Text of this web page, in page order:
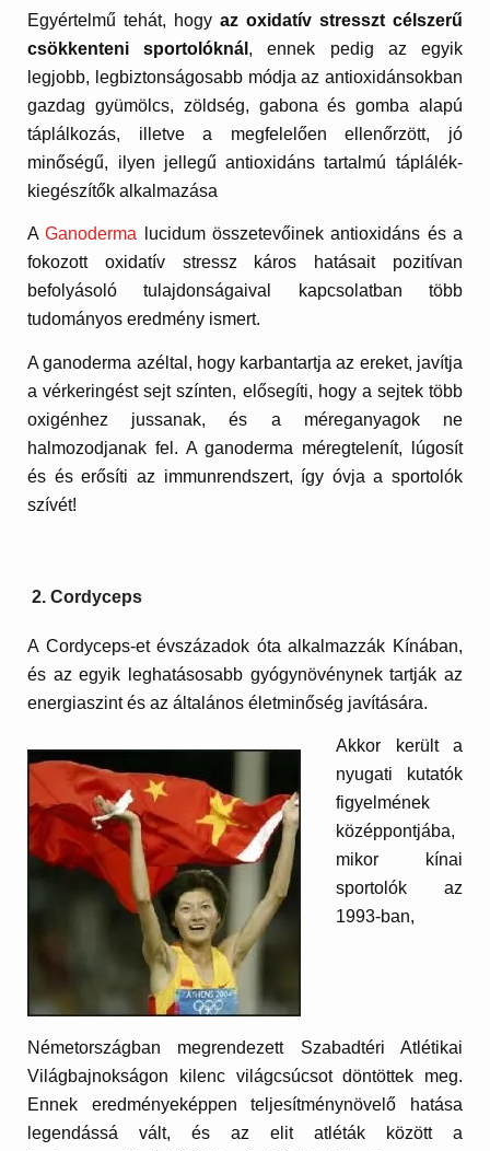
Egyértelmű tehát, hogy az oxidatív stresszt célszerű
csökkenteni sportolóknál , ennek pedig az egyik
legjobb, legbiztonságosabb módja az antioxidánsokban
gazdag gyümölcs, zöldség, gabona és gomba alapú
táplálkozás, illetve a megfelelően ellenőrzött, jó
minőségű, ilyen jellegű antioxidáns tartalmú táplálék-
kiegészítők alkalmazása
AGanoderma lucidum összetevőinek antioxidáns és a
fokozott oxidatív stressz káros hatásait pozitívan
befolyásoló tulajdonságaival kapcsolatban több
tudományos eredmény ismert.
A ganoderma azéltal, hogy karbantartja az ereket, javítja
a vérkeringést sejt színten, elősegíti, hogy a sejtek több
oxigénhez jussanak, és a méreganyagok ne
halmozodjanak fel. A ganoderma méregtelenít, lúgosít
és és erősíti az immunrendszert, így óvja a sportolók
szívét!
2. Cordyceps
A Cordyceps-et évszázadok óta alkalmazzák Kínában,
és az egyik leghatásosabb gyógynövénynek tartják az
energiaszint és az általános életminőség javítására.
Akkor került a
nyugati kutatók
figyelmének
középpontjába,
mikor kínai
sportolók az
1993-ban,
Németországban megrendezett Szabadtéri Atlétikai
Világbajnokságon kilenc világcsúcsot döntöttek meg.
Ennek eredményeképpen teljesítménynövelő hatása
legendássá vált, és az elit atléták között a